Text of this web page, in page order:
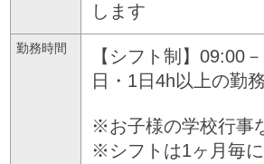
します
勤務時間
【シフト制】09:00
日・1日4h以上の勤
※お子様の学校行事
※シフトは1ヶ月毎